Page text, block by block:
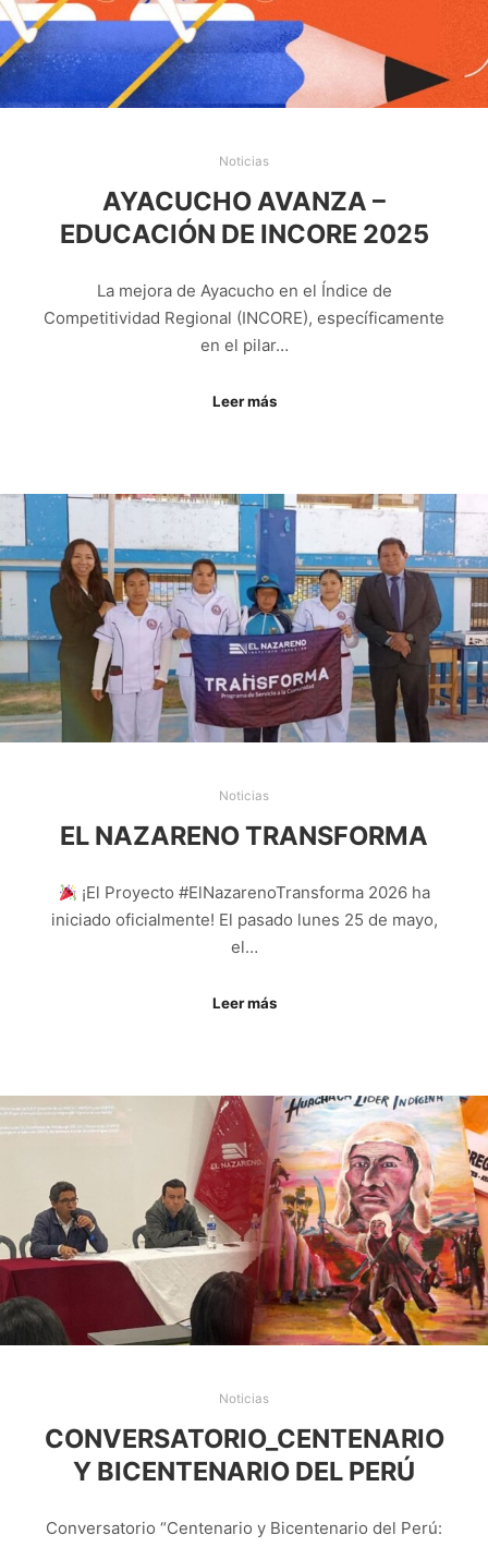
Noticias
AYACUCHO AVANZA –
EDUCACIÓN DE INCORE 2025
La mejora de Ayacucho en el Índice de
Competitividad Regional (INCORE), específicamente
en el pilar…
Leer más
Noticias
EL NAZARENO TRANSFORMA
¡El Proyecto #ElNazarenoTransforma 2026 ha
iniciado oficialmente! El pasado lunes 25 de mayo,
el…
Leer más
Noticias
CONVERSATORIO_CENTENARIO
Y BICENTENARIO DEL PERÚ
Conversatorio “Centenario y Bicentenario del Perú: